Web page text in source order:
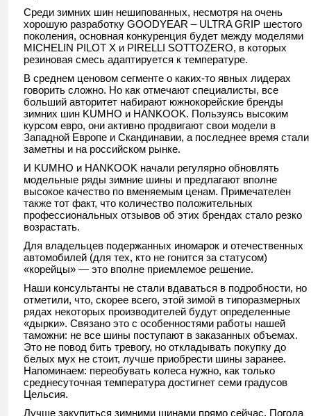
Среди зимних шин нешипованных, несмотря на очень
хорошую разработку GOODYEAR – ULTRA GRIP шестого
поколения, основная конкуренция будет между моделями
MICHELIN PILOT X и PIRELLI SOTTOZERO, в которых
резиновая смесь адаптируется к температуре.
В среднем ценовом сегменте о каких-то явных лидерах
говорить сложно. Но как отмечают специалисты, все
больший авторитет набирают южнокорейские бренды
зимних шин KUMHO и HANKOOK. Пользуясь высоким
курсом евро, они активно продвигают свои модели в
Западной Европе и Скандинавии, а последнее время стали
заметны и на российском рынке.
И KUMHO и HANKOOK начали регулярно обновлять
модельные ряды зимние шины и предлагают вполне
высокое качество по вменяемым ценам. Примечателен
также тот факт, что количество положительных
профессиональных отзывов об этих брендах стало резко
возрастать.
Для владельцев подержанных иномарок и отечественных
автомобилей (для тех, кто не гонится за статусом)
«корейцы» — это вполне приемлемое решение.
Наши консультанты не стали вдаваться в подробности, но
отметили, что, скорее всего, этой зимой в типоразмерных
рядах некоторых производителей будут определенные
«дырки». Связано это с особенностями работы нашей
таможни: не все шины поступают в заказанных объемах.
Это не повод бить тревогу, но откладывать покупку до
белых мух не стоит, лучше приобрести шины заранее.
Напоминаем: переобувать колеса нужно, как только
среднесуточная температура достигнет семи градусов
Цельсия.
Лучше закупиться зимними шинами прямо сейчас. Погода